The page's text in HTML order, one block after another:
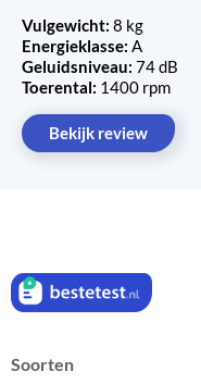
Vulgewicht: 8 kg
Energieklasse: A
Geluidsniveau: 74 dB
Toerental: 1400 rpm
Bekijk review
Soorten